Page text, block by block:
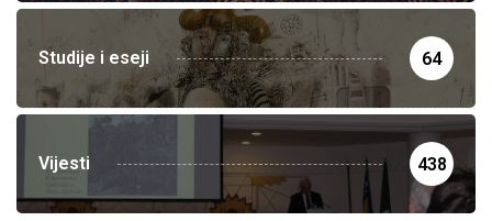
Studije i eseji 64
Vijesti 438